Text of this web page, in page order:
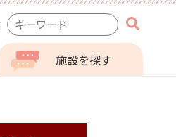
検
索
キ
ー
施設を探す